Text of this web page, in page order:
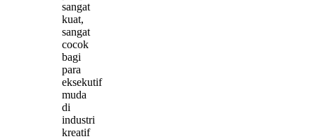
sangat
kuat,
sangat
cocok
bagi
para
eksekutif
muda
di
industri
kreatif